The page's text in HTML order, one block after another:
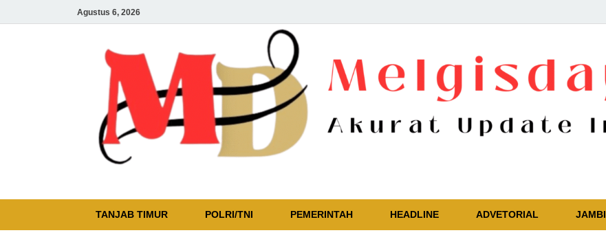
Agustus 6, 2026
Akurat Update Independent
TANJAB TIMUR
POLRI/TNI PEMERINTAH HEADLINE ADVETORIAL JAMBI